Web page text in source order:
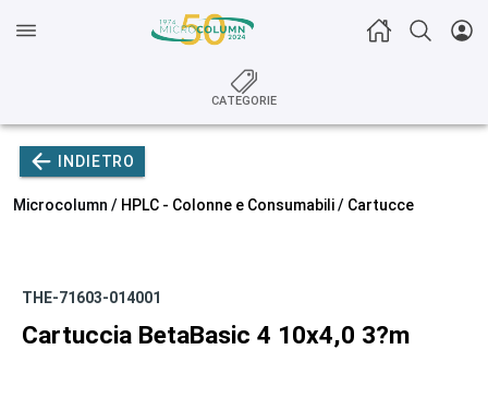
CATEGORIE
INDIETRO
Microcolumn / HPLC - Colonne e Consumabili/ Cartucce
THE-71603-014001
Cartuccia BetaBasic 4 10x4,0 3?m